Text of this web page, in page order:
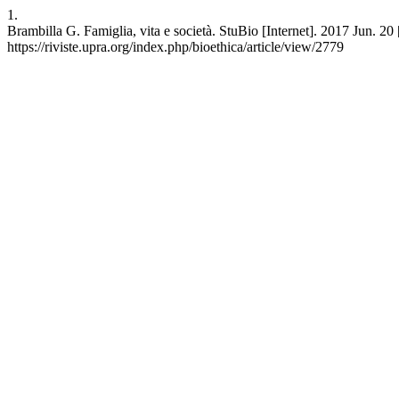
1.
Brambilla G. Famiglia, vita e società. StuBio [Internet]. 2017 Jun.
https://riviste.upra.org/index.php/bioethica/article/view/2779